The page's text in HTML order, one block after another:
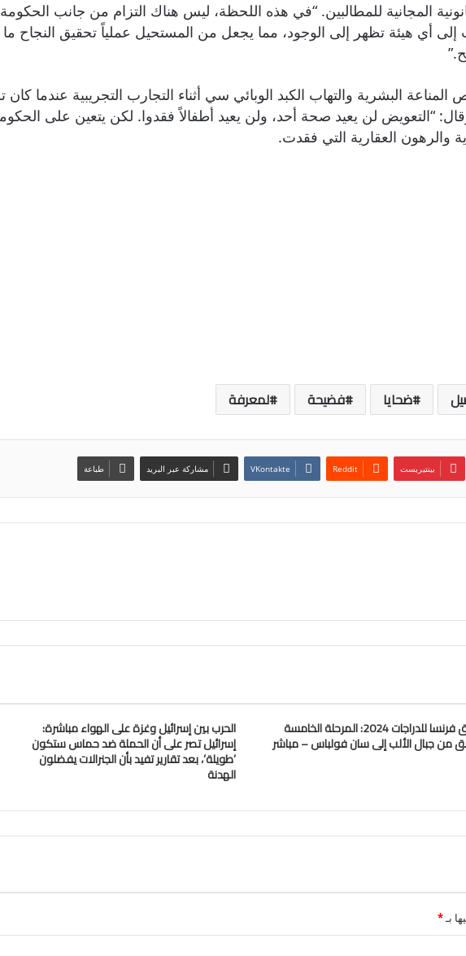
المجانية للمطالبين. “في هذه اللحظة، ليس هناك التزام من جانب
إلى أي هيئة تظهر إلى الوجود، مما يجعل من المستحيل عملياً تحقيق النجاح
58 عاما، بفيروس نقص المناعة البشرية والتهاب الكبد الوبائي سي أثناء التجارب التجريبية
“التعويض لن يعيد صحة أحد، ولن يعيد أطفالاً فقدوا. لكن يتعين على الحكومة
والرهون العقارية التي فقدت.
ضحايا فضيحة لمعرفة
بينتيريست مشاركة عبر البريد طباعة
سباق فرنسا للدراجات 2024: المرحلة الخامسة
من جبال الألب إلى سان فولباس – مباشر
الحرب بين إسرائيل وغزة على الهواء مباشرة:
إسرائيل تصر على أن الحملة ضد حماس ستكون
’طويلة’، بعد تقارير تفيد بأن الجنرالات يفضلون
الهدنة
بـ*